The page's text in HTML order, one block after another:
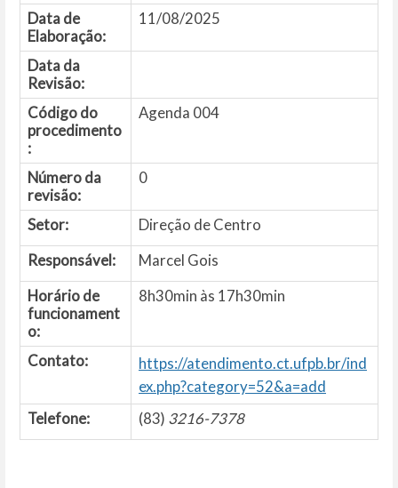
Data de
Elaboração:
11/08/2025
Data da
Revisão:
Código do
procedimento
:
Agenda 004
Número da
revisão:
0
Setor:
Direção de Centro
Responsável:
Marcel Gois
Horário de
funcionament
o:
8h30min às 17h30min
Contato:
https://atendimento.ct.ufpb.br/ind
ex.php?category=52&a=add
Telefone:
(83) 3216-7378